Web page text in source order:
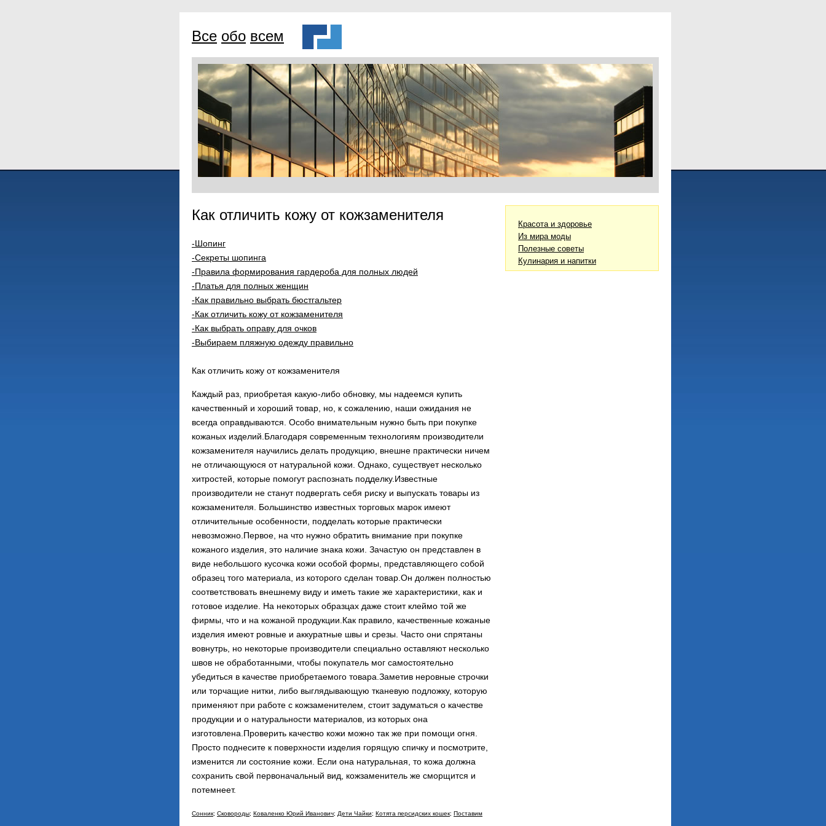
Все обо всем
Как отличить кожу от кожзаменителя
-Шопинг
-Секреты шопинга
-Правила формирования гардероба для полных людей
-Платья для полных женщин
-Как правильно выбрать бюстгальтер
-Как отличить кожу от кожзаменителя
-Как выбрать оправу для очков
-Выбираем пляжную одежду правильно
Как отличить кожу от кожзаменителя
Каждый раз, приобретая какую-либо обновку, мы надеемся купить
качественный и хороший товар, но, к сожалению, наши ожидания не
всегда оправдываются. Особо внимательным нужно быть при покупке
кожаных изделий.Благодаря современным технологиям производители
кожзаменителя научились делать продукцию, внешне практически ничем
не отличающуюся от натуральной кожи. Однако, существует несколько
хитростей, которые помогут распознать подделку.Известные
производители не станут подвергать себя риску и выпускать товары из
кожзаменителя. Большинство известных торговых марок имеют
отличительные особенности, подделать которые практически
невозможно.Первое, на что нужно обратить внимание при покупке
кожаного изделия, это наличие знака кожи. Зачастую он представлен в
виде небольшого кусочка кожи особой формы, представляющего собой
образец того материала, из которого сделан товар.Он должен полностью
соответствовать внешнему виду и иметь такие же характеристики, как и
готовое изделие. На некоторых образцах даже стоит клеймо той же
фирмы, что и на кожаной продукции.Как правило, качественные кожаные
изделия имеют ровные и аккуратные швы и срезы. Часто они спрятаны
вовнутрь, но некоторые производители специально оставляют несколько
швов не обработанными, чтобы покупатель мог самостоятельно
убедиться в качестве приобретаемого товара.Заметив неровные строчки
или торчащие нитки, либо выглядывающую тканевую подложку, которую
применяют при работе с кожзаменителем, стоит задуматься о качестве
продукции и о натуральности материалов, из которых она
изготовлена.Проверить качество кожи можно так же при помощи огня.
Просто поднесите к поверхности изделия горящую спичку и посмотрите,
изменится ли состояние кожи. Если она натуральная, то кожа должна
сохранить свой первоначальный вид, кожзаменитель же сморщится и
потемнеет.
Сонник; Сковороды; Коваленко Юрий Иванович; Дети Чайки; Котята персидских кошек; Поставим
Красота и здоровье
Из мира моды
Полезные советы
Кулинария и напитки